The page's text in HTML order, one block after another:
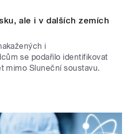
ale i v dalších zemích
i
se podařilo identifikovat
mimo Sluneční soustavu.